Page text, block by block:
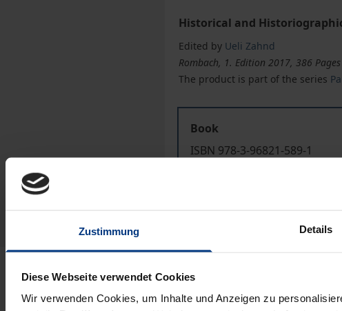
Zustimmung Details
Diese Webseite verwendet Cookies
Wir verwenden Cookies, um Inhalte und Anzeigen zu
Historical and
Edited by Ueli Zahnd
Rombach, 1. Edition 2017, 386 Pages
The product is part of the series
Book
ISBN 978-3-96821-589-1
Prices include VAT. Depending on
Delivery cost notice